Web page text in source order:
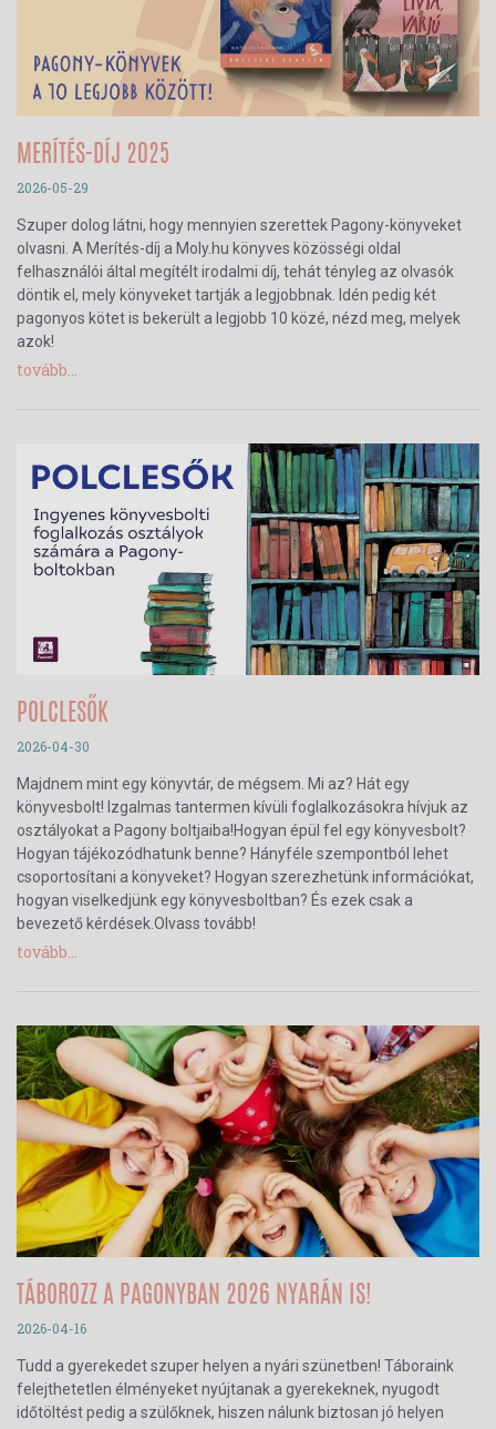
MERÍTÉS-DÍJ 2025
2026-05-29
Szuper dolog látni, hogy mennyien szerettek Pagony-könyveket
olvasni. A Merítés-díj a Moly.hu könyves közösségi oldal
felhasználói által megítélt irodalmi díj, tehát tényleg az olvasók
döntik el, mely könyveket tartják a legjobbnak. Idén pedig két
pagonyos kötet is bekerült a legjobb 10 közé, nézd meg, melyek
azok!
tovább...
POLCLESŐK
2026-04-30
Majdnem mint egy könyvtár, de mégsem. Mi az? Hát egy
könyvesbolt! Izgalmas tantermen kívüli foglalkozásokra hívjuk az
osztályokat a Pagony boltjaiba!Hogyan épül fel egy könyvesbolt?
Hogyan tájékozódhatunk benne? Hányféle szempontból lehet
csoportosítani a könyveket? Hogyan szerezhetünk információkat,
hogyan viselkedjünk egy könyvesboltban? És ezek csak a
bevezető kérdések.Olvass tovább!
tovább...
TÁBOROZZ A PAGONYBAN 2026 NYARÁN IS!
2026-04-16
Tudd a gyerekedet szuper helyen a nyári szünetben! Táboraink
felejthetetlen élményeket nyújtanak a gyerekeknek, nyugodt
időtöltést pedig a szülőknek, hiszen nálunk biztosan jó helyen